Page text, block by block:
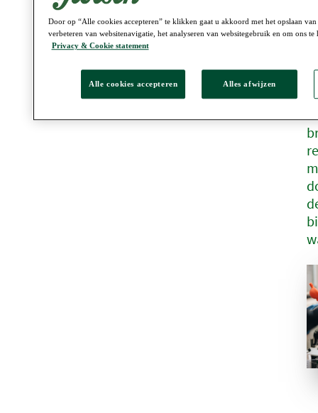
Door op “Alle cookies accepteren” te klikken gaat u akkoord met het opslaan
verbeteren van websitenavigatie, het analyseren van websitegebruik en om ons
Privacy & Cookie statement
Alle cookies accepteren Alles afwijzen